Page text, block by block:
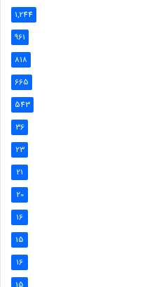
1,244
961
818
665
543
36
23
21
20
16
15
16